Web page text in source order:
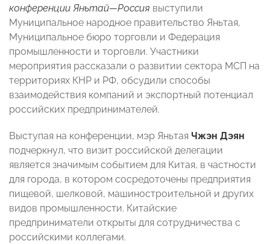
конференции Яньтай—Россия выступили
Муниципальное народное правительство Яньтая,
Муниципальное бюро торговли и Федерация
промышленности и торговли. Участники
мероприятия рассказали о развитии сектора МСП на
территориях КНР и РФ, обсудили способы
взаимодействия компаний и экспортный потенциал
российских предпринимателей.
Выступая на конференции, мэр Яньтая Чжэн Дэян
подчеркнул, что визит российской делегации
является значимым событием для Китая, в частности
для города, в котором сосредоточены предприятия
пищевой, шелковой, машиностроительной и других
видов промышленности. Китайские
предприниматели открыты для сотрудничества с
российскими коллегами.